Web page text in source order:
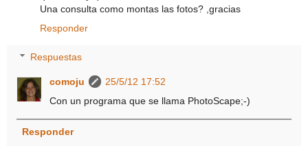
Una consulta como montas las fotos? ,gracias
Responder
Respuestas
comoju
25/5/12 17:52
Con un programa que se llama PhotoScape;-)
Responder